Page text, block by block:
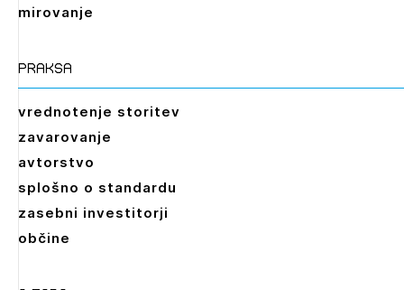
mirovanje
praksa
vrednotenje storitev
zavarovanje
avtorstvo
splošno o standardu
zasebni investitorji
občine